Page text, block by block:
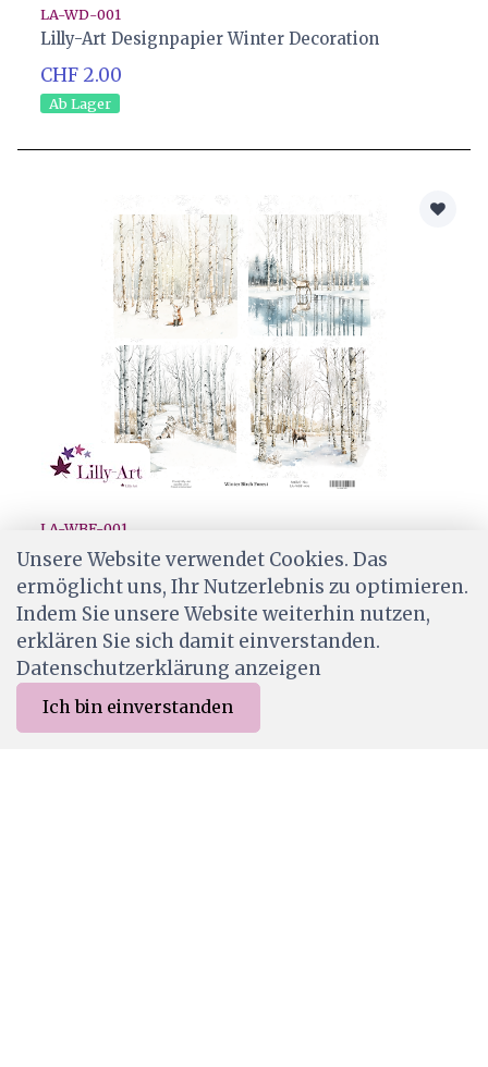
Merkliste Menu
LA-WD-001
Lilly-Art Designpapier Winter Decoration
CHF 2.00
Ab Lager
LA-WBF-001
Lilly-Art Designpapier Winter Birch Forest
CHF 2.00
Ab Lager
Unsere Website verwendet Cookies. Das
ermöglicht uns, Ihr Nutzerlebnis zu optimieren.
Indem Sie unsere Website weiterhin nutzen,
erklären Sie sich damit einverstanden.
Datenschutzerklärung anzeigen
Ich bin einverstanden